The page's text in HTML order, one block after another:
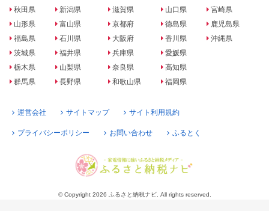
秋田県
山形県
福島県
茨城県
栃木県
群馬県
新潟県
富山県
石川県
福井県
山梨県
長野県
滋賀県
京都府
大阪府
兵庫県
奈良県
和歌山県
山口県
徳島県
香川県
愛媛県
高知県
福岡県
宮崎県
鹿児島県
沖縄県
運営会社 サイトマップ サイト利用規約
プライバシーポリシー お問い合わせ ふるとく
© Copyright 2026 ふるさと納税ナビ. All rights reserved.